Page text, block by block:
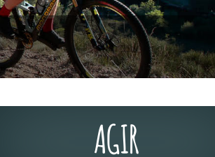
AGIR